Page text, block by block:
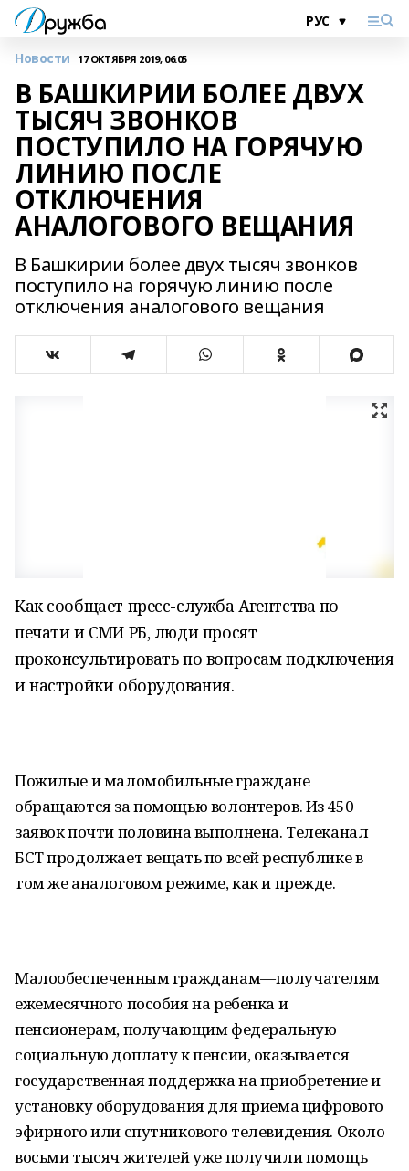
Новости 17 ОКТЯБРЯ 2019, 06:05
В БАШКИРИИ БОЛЕЕ ДВУХ
ТЫСЯЧ ЗВОНКОВ
ПОСТУПИЛО НА ГОРЯЧУЮ
ЛИНИЮ ПОСЛЕ
ОТКЛЮЧЕНИЯ
АНАЛОГОВОГО ВЕЩАНИЯ
В Башкирии более двух тысяч звонков
поступило на горячую линию после
отключения аналогового вещания
Как сообщает пресс-служба Агентства по
печати и СМИ РБ, люди просят
проконсультировать по вопросам подключения
и настройки оборудования.
Пожилые и маломобильные граждане
обращаются за помощью волонтеров. Из 450
заявок почти половина выполнена. Телеканал
БСТ продолжает вещать по всей республике в
том же аналоговом режиме, как и прежде.
Малообеспеченным гражданам—получателям
ежемесячного пособия на ребенка и
пенсионерам, получающим федеральную
социальную доплату к пенсии, оказывается
государственная поддержка на приобретение и
установку оборудования для приема цифрового
эфирного или спутникового телевидения. Около
восьми тысяч жителей уже получили помощь